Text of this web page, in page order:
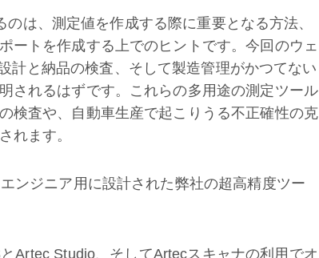
は、測定値を作成する際に重要となる方法、
ートを作成する上でのヒントです。今回のウェ
計と納品の検査、そして製造管理がかつてない
されるはずです。これらの多用途の測定ツール
検査や、自動車生産で起こりうる不正確性の克
れます。
ンジニア用に設計された弊社の超高精度ツー
Artec Studio、そしてArtecスキャナの利用でオ